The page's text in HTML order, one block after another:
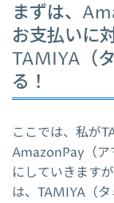
まずは、
お支払いに
TAMIYA（
る！
ここでは、私が
AmazonPay（ア
にしていきます
は、TAMIYA（